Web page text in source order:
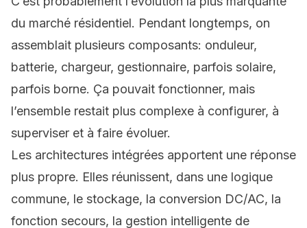
du marché résidentiel. Pendant longtemps, on
assemblait plusieurs composants: onduleur,
batterie, chargeur, gestionnaire, parfois solaire,
parfois borne. Ça pouvait fonctionner, mais
l’ensemble restait plus complexe à configurer, à
superviser et à faire évoluer.
Les architectures intégrées apportent une réponse
plus propre. Elles réunissent, dans une logique
commune, le stockage, la conversion DC/AC, la
fonction secours, la gestion intelligente de